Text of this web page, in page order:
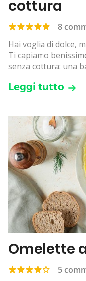
cottura
8
Hai voglia di dolce,
Ti capiamo
senza cottura: una
Leggi tutto
Omelette
5